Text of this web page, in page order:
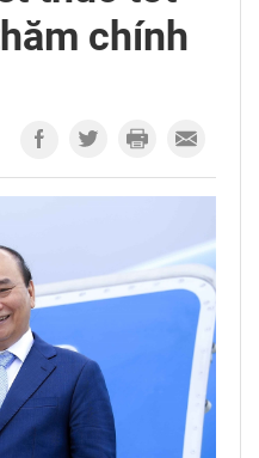
chính